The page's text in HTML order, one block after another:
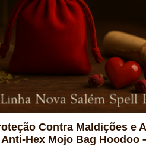
Contra Maldições e
Hex Mojo Bag Hoodoo